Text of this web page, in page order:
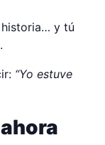
historia… y tú
“Yo estuve